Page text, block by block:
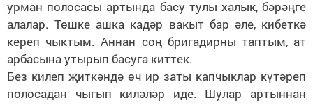
урман полосасы артында басу тулы халык, бәрәңге
алалар. Төшке ашка кадәр вакыт бар әле, кибеткә
кереп чыктым. Аннан соң бригадирны таптым, ат
арбасына утырып басуга киттек.
Без килеп җиткәндә өч ир заты капчыклар күтәреп
полосадан чыгып киләләр иде. Шулар артыннан